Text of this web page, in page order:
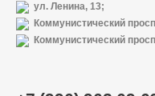
Бытовая химия
ул. Ленина, 13;
Коммунистический
Коммунистический